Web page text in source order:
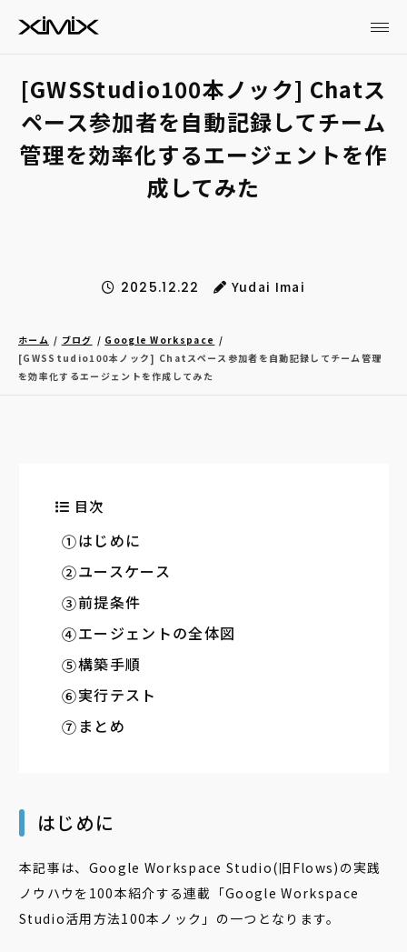
[GWSStudio100本ノック] Chatス
ペース参加者を自動記録してチーム
管理を効率化するエージェントを作
成してみた
2025.12.22 Yudai Imai
ホーム ブログ
Google Workspace
[GWSStudio100本ノック] Chatスペース参加者を自動記録してチーム管理
を効率化するエージェントを作成してみた
目次
はじめに
ユースケース
前提条件
エージェントの全体図
構築手順
実行テスト
まとめ
はじめに
本記事は、Google Workspace Studio(旧Flows)の実践
ノウハウを100本紹介する連載「Google Workspace
Studio活用方法100本ノック」の一つとなります。